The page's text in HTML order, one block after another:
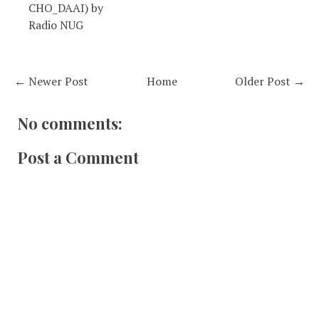
CHO_DAAI) by
Radio NUG
← Newer Post Older Post →
Home
No comments:
Post a Comment